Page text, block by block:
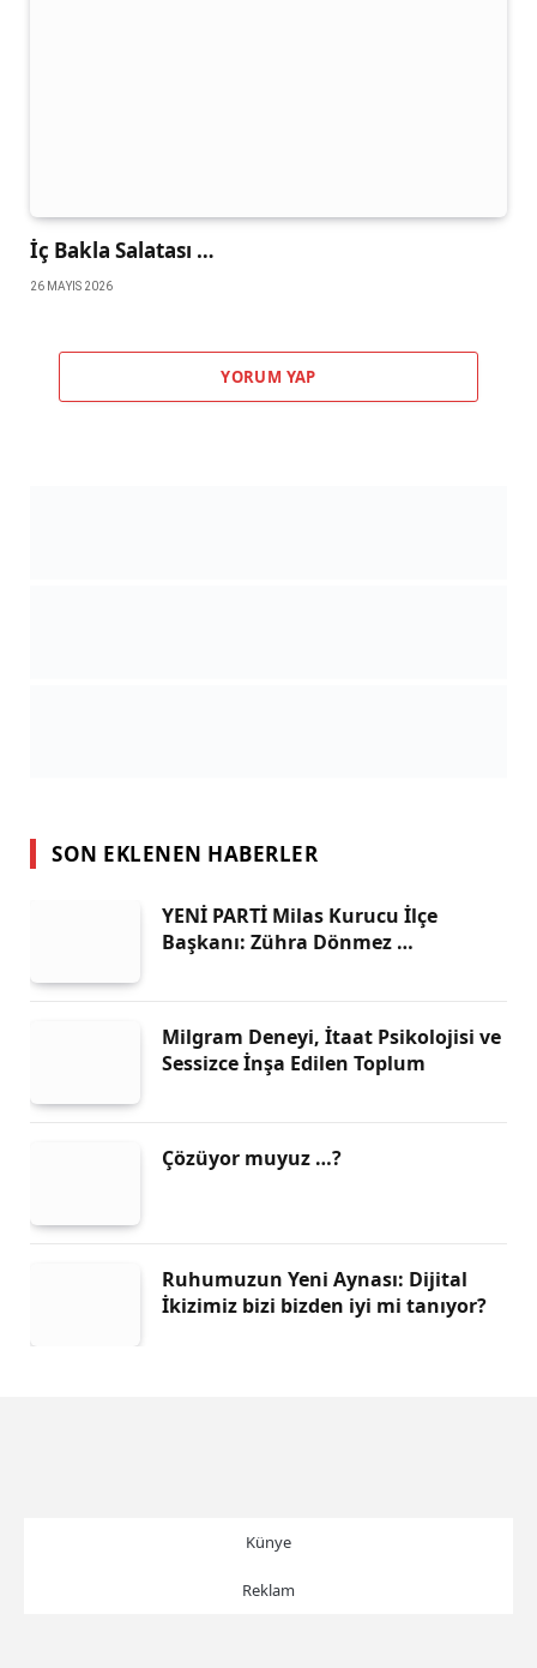
İç Bakla Salatası …
26 MAYIS 2026
YORUM YAP
SON EKLENEN HABERLER
YENİ PARTİ Milas Kurucu İlçe
Başkanı: Zühra Dönmez …
Milgram Deneyi, İtaat Psikolojisi ve
Sessizce İnşa Edilen Toplum
Çözüyor muyuz …?
Ruhumuzun Yeni Aynası: Dijital
İkizimiz bizi bizden iyi mi tanıyor?
Künye
Reklam